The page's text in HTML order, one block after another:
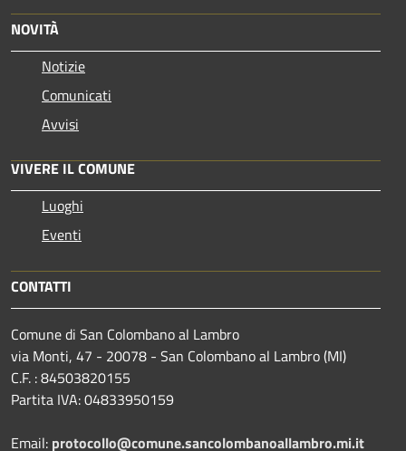
NOVITÀ
Notizie
Comunicati
Avvisi
VIVERE IL COMUNE
Luoghi
Eventi
CONTATTI
Comune di San Colombano al Lambro
via Monti, 47 - 20078 - San Colombano al Lambro (MI)
C.F. : 84503820155
Partita IVA: 04833950159
Email: protocollo@comune.sancolombanoallambro.mi.it